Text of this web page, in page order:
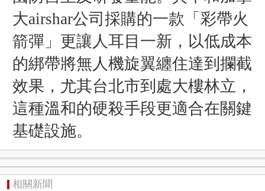
大airshar公司採購的一款「彩帶火
箭彈」更讓人耳目一新，以低成本
的綁帶將無人機旋翼纏住達到攔截
效果， 尤其台北市到處大樓林立，
這種溫和的硬殺手段更適合在關鍵
基礎設施。
相關新聞